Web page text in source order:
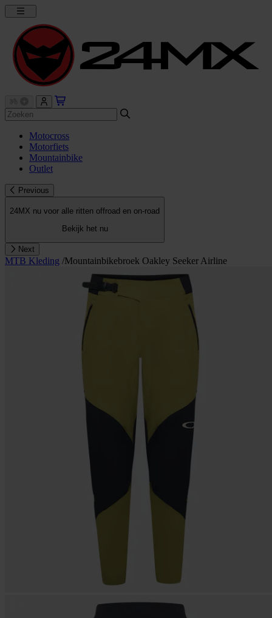
Motocross
Motorfiets
Mountainbike
Outlet
Previous
24MX nu voor alle ritten offroad en on-road
Bekijk het nu
Next
MTB Kleding /Mountainbikebroek Oakley Seeker Airline